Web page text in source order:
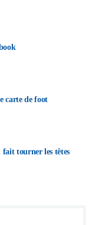
carte de foot
tourner les têtes